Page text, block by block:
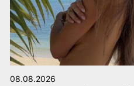
08.08.2026